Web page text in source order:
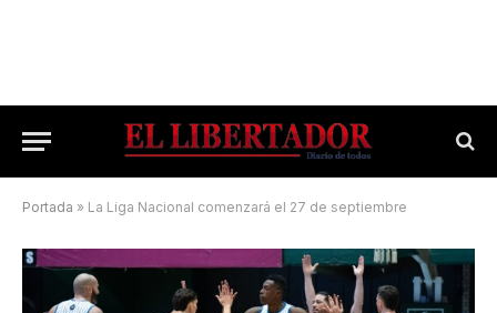
Portada » La Liga Nacional comenzará el 27 de septiembre